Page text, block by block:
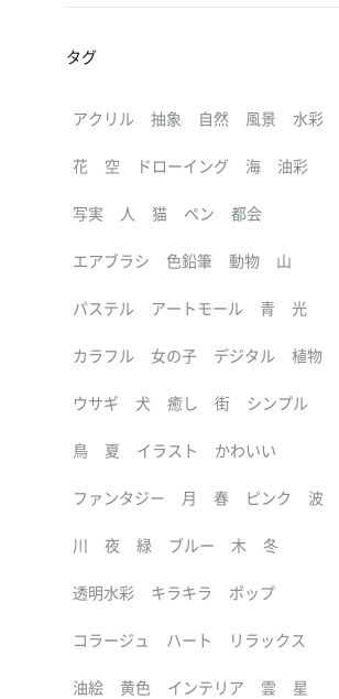
タグ
アクリル 抽象 自然 風景 水彩
花 空 ドローイング 海 油彩
写実 人 猫 ペン 都会
エアブラシ 色鉛筆 動物 山
パステル アートモール 青 光
カラフル 女の子 デジタル 植物
ウサギ 犬 癒し 街 シンプル
鳥 夏 イラスト かわいい
ファンタジー 月 春 ピンク 波
川 夜 緑 ブルー 木 冬
透明水彩 キラキラ ポップ
コラージュ ハート リラックス
油絵 黄色 インテリア 雲 星